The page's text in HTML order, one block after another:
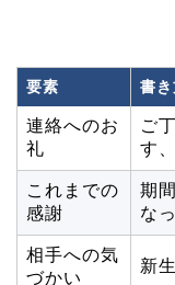
要素 書
連絡へのお
礼
ご
す
これまでの
感謝
期
な
相手への気
づかい
新